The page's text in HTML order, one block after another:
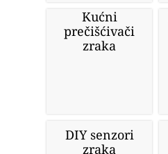
Kućni
prečišćivači
zraka
DIY senzori
zraka